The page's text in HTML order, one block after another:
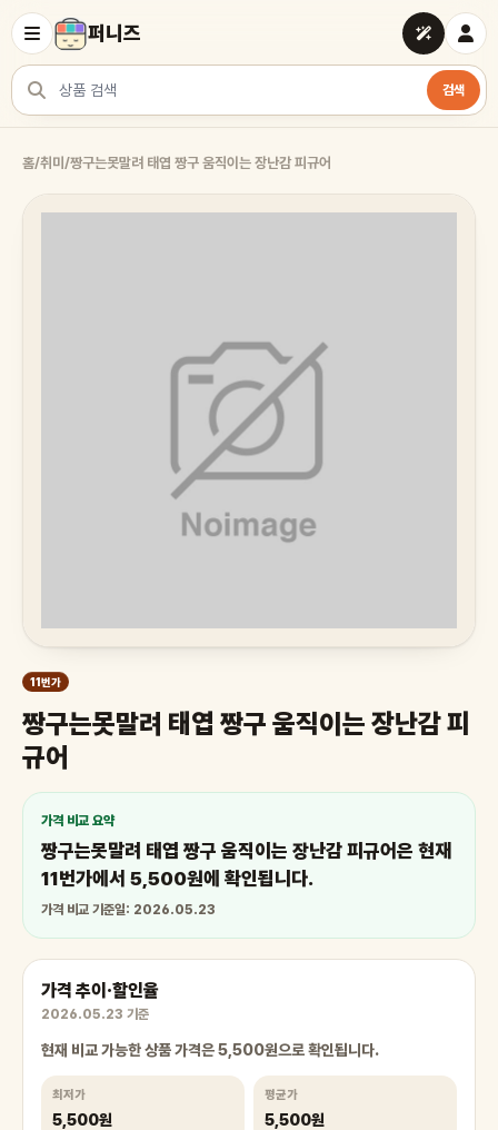
퍼니즈
상품 검색
검색
홈/취미 /짱구는못말려 태엽 짱구 움직이는 장난감 피규어
11번가
짱구는못말려 태엽 짱구 움직이는 장난감 피
규어
가격 비교 요약
짱구는못말려 태엽 짱구 움직이는 장난감 피규어은 현재
11번가에서 5,500원에 확인됩니다.
가격 비교 기준일: 2026.05.23
가격 추이·할인율
2026.05.23 기준
현재 비교 가능한 상품 가격은 5,500원으로 확인됩니다.
최저가
5,500원
평균가
5,500원